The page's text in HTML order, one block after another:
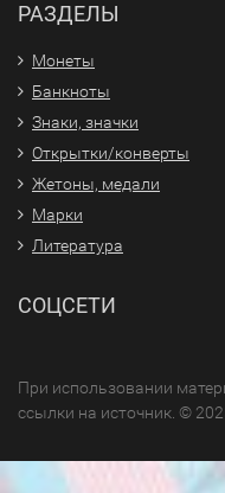
РАЗДЕЛЫ
Монеты
Банкноты
Знаки, значки
Открытки/конверты
Жетоны, медали
Марки
Литература
СОЦСЕТИ
При использовании
ссылки на источник. ©